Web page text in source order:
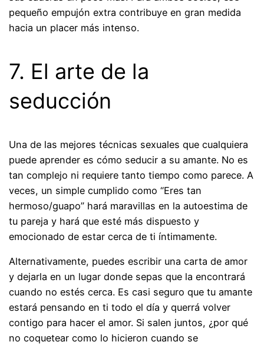
pequeño empujón extra contribuye en gran medida
hacia un placer más intenso.
7. El arte de la
seducción
Una de las mejores técnicas sexuales que cualquiera
puede aprender es cómo seducir a su amante. No es
tan complejo ni requiere tanto tiempo como parece. A
veces, un simple cumplido como “Eres tan
hermoso/guapo” hará maravillas en la autoestima de
tu pareja y hará que esté más dispuesto y
emocionado de estar cerca de ti íntimamente.
Alternativamente, puedes escribir una carta de amor
y dejarla en un lugar donde sepas que la encontrará
cuando no estés cerca. Es casi seguro que tu amante
estará pensando en ti todo el día y querrá volver
contigo para hacer el amor. Si salen juntos, ¿por qué
no coquetear como lo hicieron cuando se